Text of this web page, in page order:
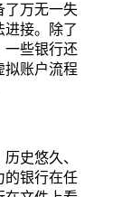
了万无一失
接。除了
一些银行还
拟账户流程
史悠久、
的银行在任